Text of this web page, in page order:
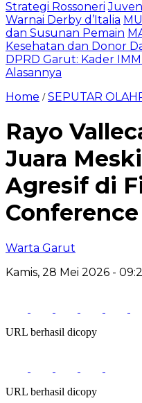
Strategi Rossoneri
Warnai Derby d’Italia
dan Susunan Pemain
Kesehatan dan Donor
DPRD Garut: Kader
Alasannya
Home /SEPUTAR
Rayo
Juara
Agresif di
Warta Garut
Kamis, 28 Mei 2026 -
URL berhasil dicopy
URL berhasil dicopy